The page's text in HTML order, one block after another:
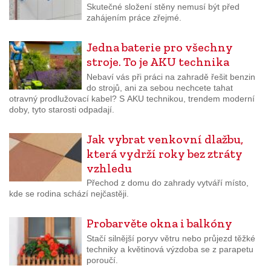
Skutečné složení stěny nemusí být před
zahájením práce zřejmé.
Jedna baterie pro všechny
stroje. To je AKU technika
Nebaví vás při práci na zahradě řešit benzin
do strojů, ani za sebou nechcete tahat
otravný prodlužovací kabel? S AKU technikou, trendem moderní
doby, tyto starosti odpadají.
Jak vybrat venkovní dlažbu,
která vydrží roky bez ztráty
vzhledu
Přechod z domu do zahrady vytváří místo,
kde se rodina schází nejčastěji.
Probarvěte okna i balkóny
Stačí silnější poryv větru nebo průjezd těžké
techniky a květinová výzdoba se z parapetu
poroučí.